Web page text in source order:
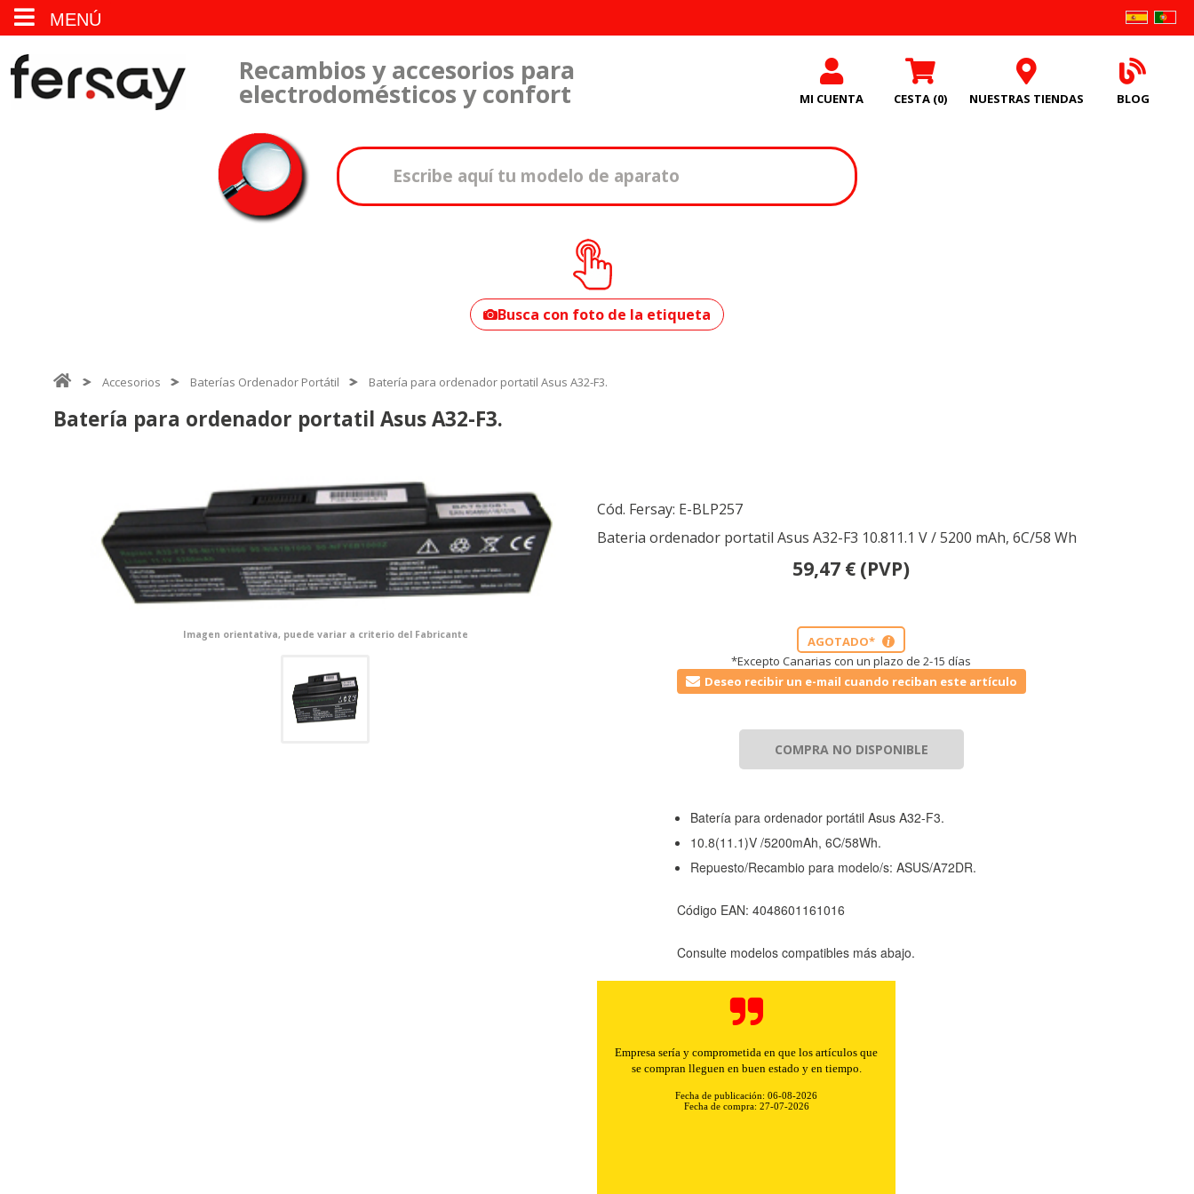
MENÚ
Recambios y accesorios para
electrodomésticos y confort MI CUENTA CESTA (0) NUESTRAS TIENDAS BLOG
tu modelo?
Busca con foto de la etiqueta
Accesorios Baterías Ordenador Portátil Batería para ordenador portatil Asus A32-F3.
Batería para ordenador portatil Asus A32-F3.
Imagen orientativa, puede variar a criterio del Fabricante
Cód. Fersay: E-BLP257
Bateria ordenador portatil Asus A32-F3 10.811.1 V / 5200 mAh, 6C/58 Wh
59,47 € (PVP)
AGOTADO* i
*Excepto Canarias con un plazo de 2-15 días
Deseo recibir un e-mail cuando reciban este artículo
COMPRA NO DISPONIBLE
Batería para ordenador portátil Asus A32-F3.
10.8(11.1)V /5200mAh, 6C/58Wh.
Repuesto/Recambio para modelo/s: ASUS/A72DR.
Código EAN: 4048601161016
Consulte modelos compatibles más abajo.
Buenos precios y muy rápidos en el envío.
Fecha de compra: 30-07-2026